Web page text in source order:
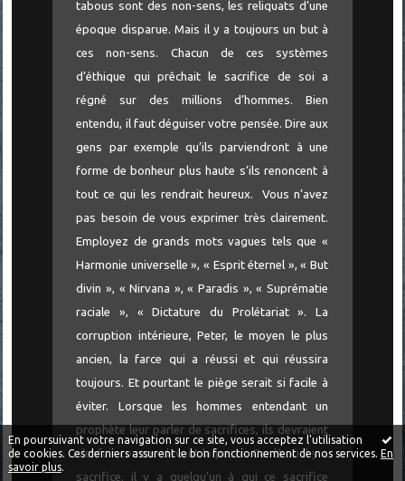
En poursuivant votre navigation sur ce site, vous acceptez l'utilisation
de cookies. Ces derniers assurent le bon fonctionnement de nos services. En
savoir plus.
tabous sont des non-sens, les reliquats d’une
époque disparue. Mais il y a toujours un but à
ces non-sens. Chacun de ces systèmes
d’éthique qui prêchait le sacrifice de soi a
régné sur des millions d’hommes. Bien
entendu, il faut déguiser votre pensée. Dire aux
gens par exemple qu’ils parviendront à une
forme de bonheur plus haute s’ils renoncent à
tout ce qui les rendrait heureux. Vous n’avez
pas besoin de vous exprimer très clairement.
Employez de grands mots vagues tels que «
Harmonie universelle », « Esprit éternel », « But
divin », « Nirvana », « Paradis », « Suprématie
raciale », « Dictature du Prolétariat ». La
corruption intérieure, Peter, le moyen le plus
ancien, la farce qui a réussi et qui réussira
toujours. Et pourtant le piège serait si facile à
éviter. Lorsque les hommes entendant un
prophète leur parler de sacrifices, ils devraient
s’enfuir comme devant la peste. Car là où il y a
sacrifice, il y a quelqu’un à qui ce sacrifice